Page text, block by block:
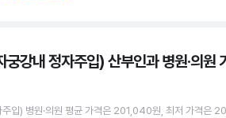
강내 정자주입) 산부인과 병원·의원
입) 병원·의원 평균 가격은 201,040원 , 최저 가격은